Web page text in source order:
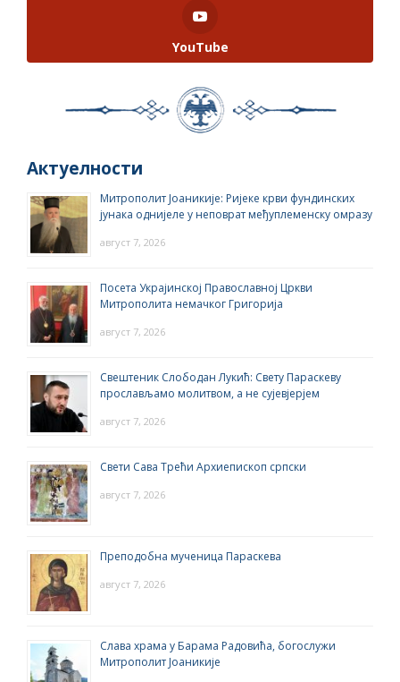
YouTube
Актуелности
Митрополит Јоаникије: Ријеке крви фундинских
јунака однијеле у неповрат међуплеменску омразу
август 7, 2026
Посета Украјинској Православној Цркви
Митрополита немачког Григорија
август 7, 2026
Свештеник Слободан Лукић: Свету Параскеву
прослављамо молитвом, а не сујевјерјем
август 7, 2026
Свети Сава Трећи Архиепископ српски
август 7, 2026
Преподобна мученица Параскева
август 7, 2026
Слава храма у Барама Радовића, богослужи
Митрополит Јоаникије